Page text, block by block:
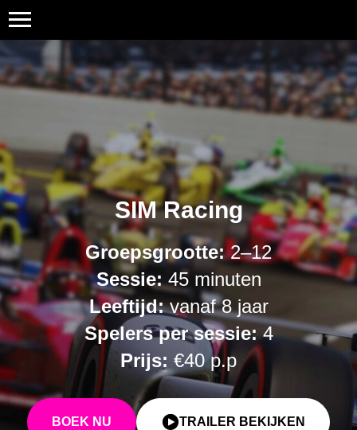
SIM Racing
Groepsgrootte:2–12
Sessie:45 minuten
Leeftijd:vanaf 8 jaar
Spelers per sessie:4
Prijs: €40 p.p
BOEK NU TRAILER BEKIJKEN